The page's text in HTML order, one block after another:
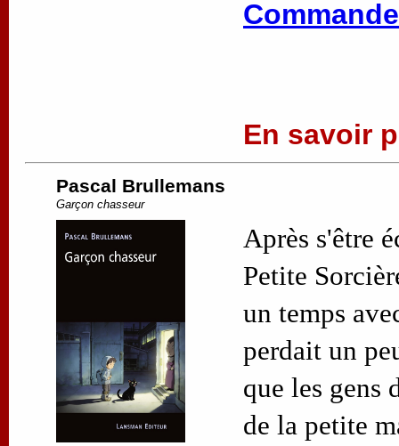
En savoir
Pascal Brullemans
Garçon chasseur
Après s'être
Petite
un temps
perdait un
que les gens
de la petite